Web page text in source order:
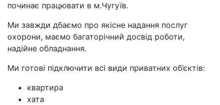
починає працювати в м.Чугуїв.
Ми завжди дбаємо про якісне надання послуг
охорони, маємо багаторічний досвід роботи,
надійне обладнання.
Ми готові підключити всі види приватних об’єктів:
квартира
хата